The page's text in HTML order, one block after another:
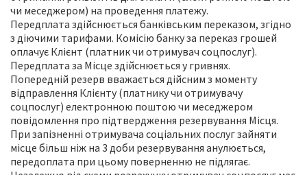
чи меседжером) на проведення платежу.
Передплата здійснюється банківським переказом, згідно
з діючими тарифами. Комісію банку за переказ грошей
оплачує Клієнт (платник чи отримувач соцпослуг).
Передплата за Місце здійснюється у гривнях.
Попередній резерв вважається дійсним з моменту
відправлення Клієнту (платнику чи отримувачу
соцпослуг) електронною поштою чи меседжером
повідомлення про підтвердження резервування Місця.
При запізненні отримувача соціальних послуг зайняти
місце більш ніж на 3 доби резервування анулюється,
передоплата при цьому поверненню не підлягає.